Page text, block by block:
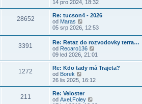
ě
v
e
k
í
p
ř
s
v
e
k
s
l
e
n
í
p
ř
í
ě
v
e
i
p
s
l
e
n
í
p
o
b
r
z
p
o
s
l
e
n
í
p
ř
14 pro 2024, 18:32
28652
Re: tucson4 - 2026
od Maras
o
a
z
i
p
s
l
e
d
05 srp 2026, 12:53
3391
Re: Retaz do rozvodovky terra…
od Recaro136
o
b
r
z
09 led 2026, 21:01
1272
Re: Kdo tady má Trajeta?
od Borek
o
b
r
a
26 lis 2025, 16:12
211
Re: Veloster
od Axel.Foley